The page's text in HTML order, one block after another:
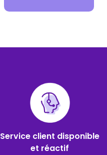
Service client disponible
et réactif